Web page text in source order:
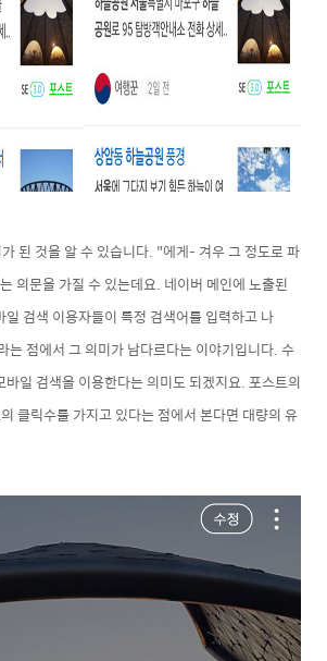
된 것을 알 수 있습니다. "에게- 겨우 그 정도로 파
의문을 가질 수 있는데요. 네이버 메인에 노출된
검색 이용자들이 특정 검색어를 입력하고 나
는 점에서 그 의미가 남다르다는 이야기입니다. 수
바일 검색을 이용한다는 의미도 되겠지요. 포스트의
클릭수를 가지고 있다는 점에서 본다면 대량의유